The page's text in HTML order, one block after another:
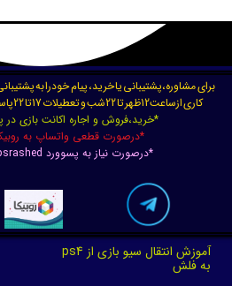
آموزش انتقال سیو بازی از ps4
به فلش
برای مشاوره،پشتیبانی یا خرید، پیام خودرا به
کاری ازساعت12ظهر تا 22شب و تعطیلات 17تا 22پاسخگوی شماعزیزان میباشیم.
*خرید،فروش و اجاره اکانت بازی در
*درصورت قطعی واتساپ به
*درصورت نیاز به پسوورد psrashed را تایپ کنید